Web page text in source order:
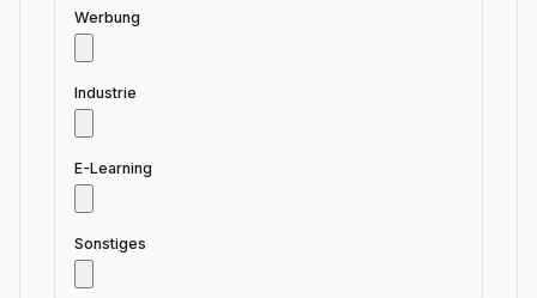
Werbung
Industrie
E-Learning
Sonstiges